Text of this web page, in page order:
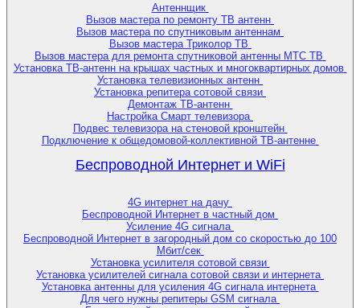
Антеннщик
Вызов мастера по ремонту ТВ антенн
Вызов мастера по спутниковым антеннам
Вызов мастера Триколор ТВ
Вызов мастера для ремонта спутниковой антенны МТС ТВ
Установка ТВ-антенн на крышах частных и многоквартирных домов
Установка телевизионных антенн
Установка репитера сотовой связи
Демонтаж ТВ-антенн
Настройка Смарт телевизора
Подвес телевизора на стеновой кронштейн
Подключение к общедомовой-коллективной ТВ-антенне
Беспроводной Интернет и WiFi
4G интернет на дачу
Беспроводной Интернет в частный дом
Усиление 4G сигнала
Беспроводной Интернет в загородный дом со скоростью до 100
Мбит/сек
Установка усилителя сотовой связи
Установка усилителей сигнала сотовой связи и интернета
Установка антенны для усиления 4G сигнала интернета
Для чего нужны репитеры GSM сигнала